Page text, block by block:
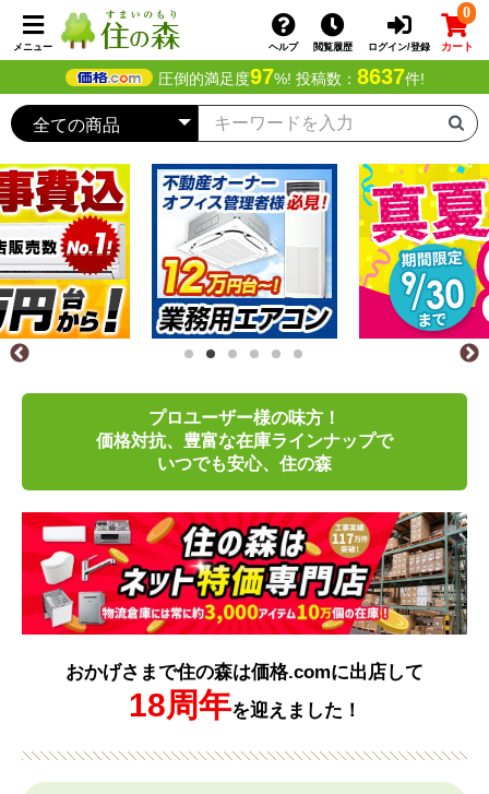
メニュー ヘルプ 閲覧履歴 ログイン/登録
0
カート
圧倒的満足度97%! 投稿数： 8637件!
プロユーザー様の味方！
価格対抗、豊富な在庫ラインナップで
いつでも安心、住の森
おかげさまで住の森は価格.comに出店して
18周年を迎えました！